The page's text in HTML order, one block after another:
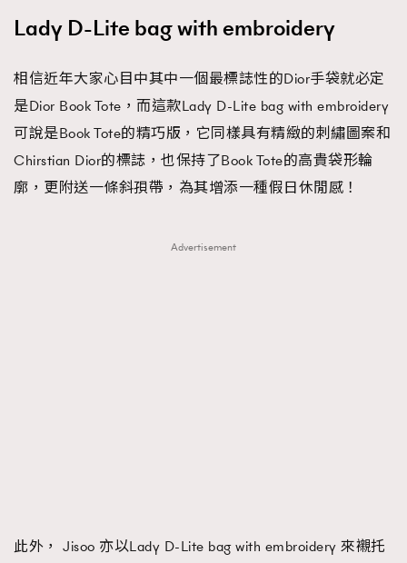
Lady D-Lite bag with embroidery
相信近年大家心目中其中一個最標誌性的Dior手袋就必定
是Dior Book Tote，而這款Lady D-Lite bag with embroidery
可說是Book Tote的精巧版，它同樣具有精緻的刺繡圖案和
Chirstian Dior的標誌，也保持了Book Tote的高貴袋形輪
廓，更附送一條斜孭帶，為其增添一種假日休閒感！
Advertisement
此外， Jisoo 亦以Lady D-Lite bag with embroidery 來襯托